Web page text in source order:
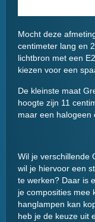
Mocht deze
centimeter lang en
lichtbron met een
kiezen voor een
De kleinste maat
hoogte zijn 11
maar een halogeen
Wil je verschillende
wil je hiervoor een
te werken? Daar is
je composities mee
hanglampen kan
heb je de keuze uit